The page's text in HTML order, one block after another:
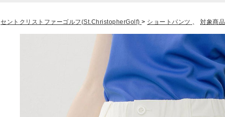
セントクリストファーゴルフ(St.ChristopherGolf) > ショートパンツ 、 対象商品